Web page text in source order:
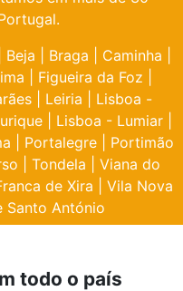
Beja Braga Caminha
Figueira da Foz
Leiria
Lisboa -
Lisboa - Lumiar
Portalegre
Portimão
Tondela
Viana do
de Xira
Vila Nova
Santo António
todo o país